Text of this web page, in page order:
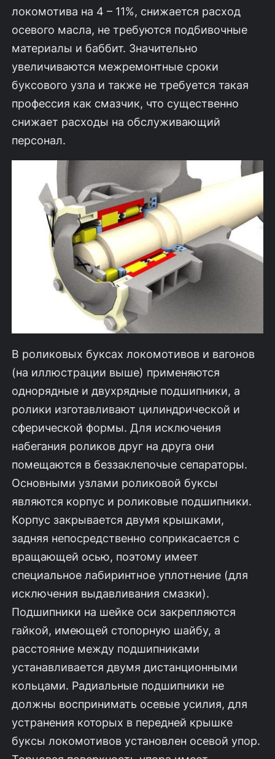
локомотива на 4 – 11%, снижается расход
осевого масла, не требуются подбивочные
материалы и баббит. Значительно
увеличиваются межремонтные сроки
буксового узла и также не требуется такая
профессия как смазчик, что существенно
снижает расходы на обслуживающий
персонал.
В роликовых буксах локомотивов и вагонов
(на иллюстрации выше) применяются
однорядные и двухрядные подшипники, а
ролики изготавливают цилиндрической и
сферической формы. Для исключения
набегания роликов друг на друга они
помещаются в беззаклепочые сепараторы.
Основными узлами роликовой буксы
являются корпус и роликовые подшипники.
Корпус закрывается двумя крышками,
задняя непосредственно соприкасается с
вращающей осью, поэтому имеет
специальное лабиринтное уплотнение (для
исключения выдавливания смазки).
Подшипники на шейке оси закрепляются
гайкой, имеющей стопорную шайбу, а
расстояние между подшипниками
устанавливается двумя дистанционными
кольцами. Радиальные подшипники не
должны воспринимать осевые усилия, для
устранения которых в передней крышке
буксы локомотивов установлен осевой упор.